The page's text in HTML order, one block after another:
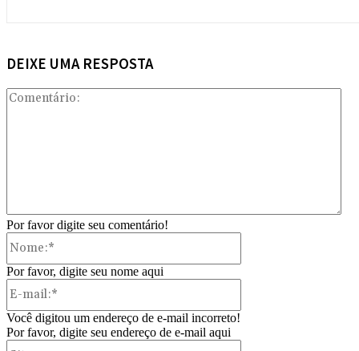
DEIXE UMA RESPOSTA
Por favor digite seu comentário!
Por favor, digite seu nome aqui
Você digitou um endereço de e-mail incorreto!
Por favor, digite seu endereço de e-mail aqui